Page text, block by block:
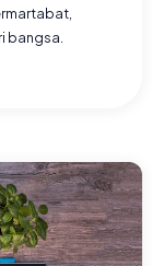
bangsa.